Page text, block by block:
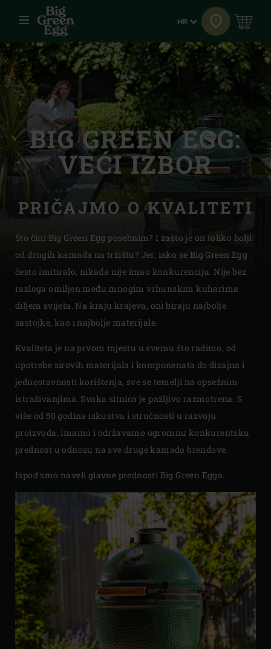
Jelovnik Jezik
HR
BIG GREEN EGG:
VEĆI IZBOR
PRIČAJMO O KVALITETI
Što čini Big Green Egg posebnim? I zašto je on toliko bolji
od drugih kamada na tržištu? Jer, iako se Big Green Egg
često imitiralo, nikada nije imao konkurenciju. Nije bez
razloga omiljen među mnogim vrhunskim kuharima
diljem svijeta. Na kraju krajeva, oni biraju najbolje
sastojke, kao i najbolje materijale.
Kvaliteta je na prvom mjestu u svemu što radimo, od
upotrebe sirovih materijala i komponenata do dizajna i
jednostavnosti korištenja, sve se temelji na opsežnim
istraživanjima. Svaka sitnica je pažljivo razmotrena. S
više od 50 godina iskustva i stručnosti u razvoju
proizvoda, imamo i održavamo ogromnu konkurentsku
prednost u odnosu na sve druge kamado brendove.
Ispod smo naveli glavne prednosti Big Green Egga.